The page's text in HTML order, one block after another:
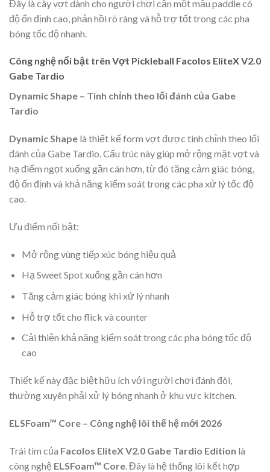
Đây là cây vợt dành cho người chơi cần một mẫu paddle có
độ ổn định cao, phản hồi rõ ràng và hỗ trợ tốt trong các pha
bóng tốc độ nhanh.
Công nghệ nổi bật trên Vợt Pickleball Facolos EliteX V2.0
Gabe Tardio
Dynamic Shape – Tinh chỉnh theo lối đánh của Gabe
Tardio
Dynamic Shape là thiết kế form vợt được tinh chỉnh theo lối
đánh của Gabe Tardio. Cấu trúc này giúp mở rộng mặt vợt và
hạ điểm ngọt xuống gần cán hơn, từ đó tăng cảm giác bóng,
độ ổn định và khả năng kiểm soát trong các pha xử lý tốc độ
cao.
Ưu điểm nổi bật:
Mở rộng vùng tiếp xúc bóng hiệu quả
Hạ Sweet Spot xuống gần cán hơn
Tăng cảm giác bóng khi xử lý nhanh
Hỗ trợ tốt cho flick và counter
Cải thiện khả năng kiểm soát trong các pha bóng tốc độ
cao
Thiết kế này đặc biệt hữu ích với người chơi đánh đôi,
thường xuyên phải xử lý bóng nhanh ở khu vực kitchen.
ELSFoam™ Core – Công nghệ lõi thế hệ mới 2026
Trái tim của Facolos EliteX V2.0 Gabe Tardio Edition là
công nghệ ELSFoam™ Core . Đây là hệ thống lõi kết hợp